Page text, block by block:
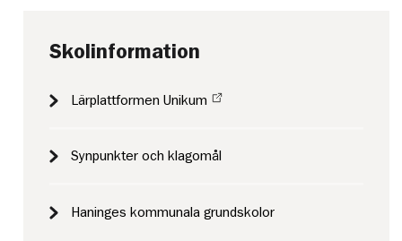
Skolinformation
Lärplattformen Unikum
Synpunkter och klagomål
Haninges kommunala grundskolor